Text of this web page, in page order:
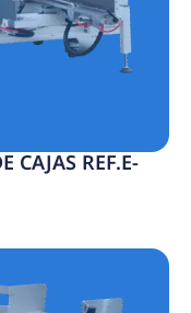
CAJAS REF.E-